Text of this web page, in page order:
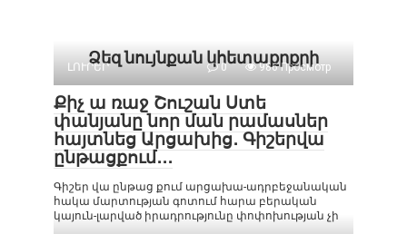
Ձեզ նույնքան կհետաքրքրի
ԼՈՒՐԵՐ 0 986 Просмотр
Քիչ ա ռաջ Շուշան Ստե
փանյանը նոր ման րամասներ
հայտնեց Արցախից․ Գիշերվա
ընթացքում․․․
Գիշեր վա ընթաց քում արցախա-ադրբեջանական
հակա մարտության գոտում հարա բերական
կայուն-լարված իրադրությունը փոփոխության չի